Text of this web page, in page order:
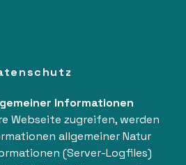
Informationen
Webseite zugreifen, werden
allgemeiner Natur
(Server-Logfiles)